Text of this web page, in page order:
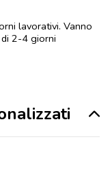
lavorativi. Vanno
2-4 giorni